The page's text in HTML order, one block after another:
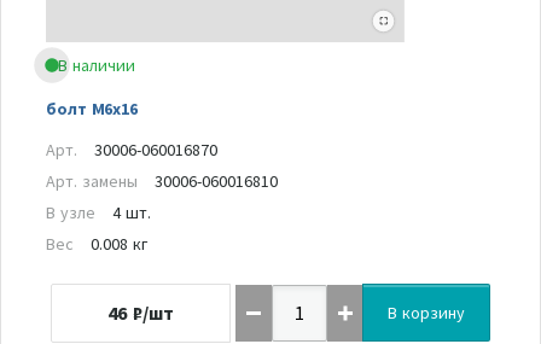
В наличии
болт M6x16
Арт.
30006-060016870
Арт. замены
30006-060016810
В узле
4 шт.
Вес
0.008 кг
46 ₽/шт В корзину